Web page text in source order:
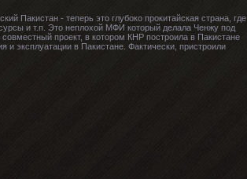
Пакистан - теперь это глубоко прокитайская страна, где
и т.п. Это неплохой МФИ который делала Ченжу под
проект, в котором КНР построила в Пакистане
эксплуатации в Пакистане. Фактически, пристроили